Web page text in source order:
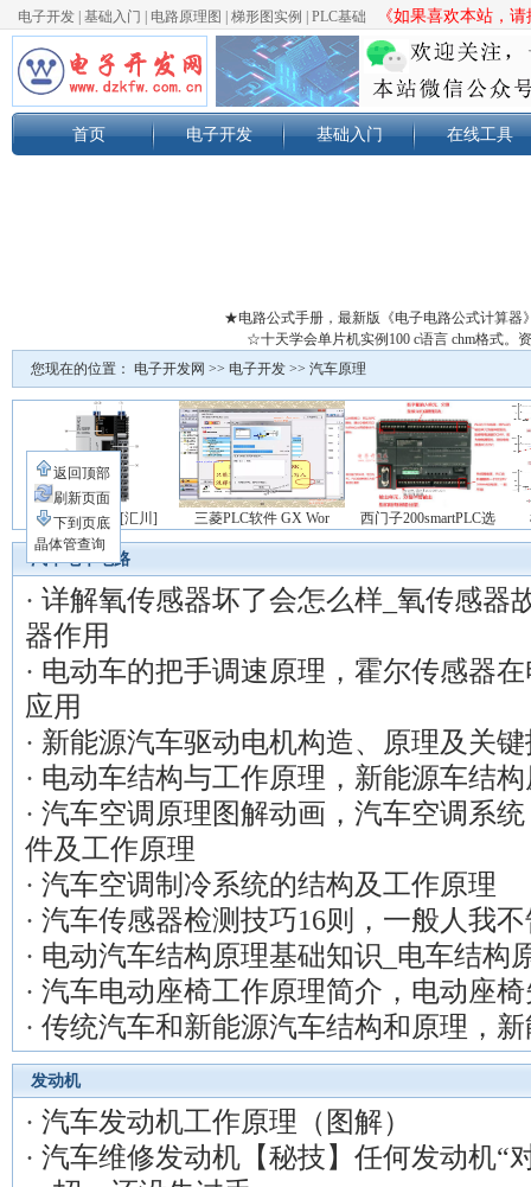
电子开发 基础入门 电路原理图 梯形图实例 PLC基础 《如果喜欢本站，
首页 电子开发 基础入门 在线工具
★电路公式手册，最新版《电子电路公式计算器
☆十天学会单片机实例100 c语言 chm格式。
您现在的位置： 电子开发网 >> 电子开发 >> 汽车原理
【电气开发】[汇川] 三菱PLC软件 GX Wor 西门子200smartPLC选
汽车电车电路
· 详解氧传感器坏了会怎么样_氧传感器
器作用
· 电动车的把手调速原理，霍尔传感器
应用
· 新能源汽车驱动电机构造、原理及关
· 电动车结构与工作原理，新能源车结
· 汽车空调原理图解动画，汽车空调系
件及工作原理
· 汽车空调制冷系统的结构及工作原理
· 汽车传感器检测技巧16则，一般人我
· 电动汽车结构原理基础知识_电车结构
· 汽车电动座椅工作原理简介，电动座
· 传统汽车和新能源汽车结构和原理，
发动机
· 汽车发动机工作原理（图解）
· 汽车维修发动机【秘技】任何发动机“
返回顶部
刷新页面
下到页底
晶体管查询